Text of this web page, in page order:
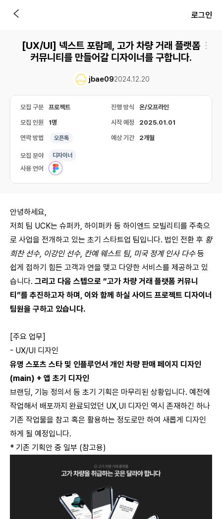
로그인
[UX/UI] 넥스트 포람페, 고가 차량 거래 플랫폼
커뮤니티를 만들어갈 디자이너를 구합니다.
jbae092024.12.20
모집 구분 프로젝트 진행 방식 온/오프라인
모집 인원 1명 시작 예정 2025.01.01
연락 방법 오픈톡 예상 기간 2개월
모집 분야 디자이너
사용 언어
안녕하세요,
저희 팀 UCK는 슈퍼카, 하이퍼카 등 하이엔드 모빌리티를 주축으
로 사업을 전개하고 있는 초기 스타트업 팀입니다. 법인 전환 후 황
희찬 선수, 이강인 선수, 칸예 웨스트 팀, 미국 정계 인사 다수등
쉽게 접하기 힘든 고객과 연을 맺고 다양한 서비스를 제공하고 있
습니다. 그리고 다음 스텝으로 “고가 차량 거래 플랫폼 커뮤니
티”를 추진하고자 하며, 이와 함께 하실 사이드 프로젝트 디자이너
팀원을 구하고 있습니다.
[주요 업무]
- UX/UI 디자인
유명 스포츠 스타 및 인플루언서 개인 차량 판매 페이지 디자인
(main) + 앱 초기 디자인
브랜딩, 기능 정의서 등 초기 기획은 마무리된 상황입니다. 예전에
작업해서 배포까지 완료되었던 UX,UI 디자인 역시 존재하긴 하나
기존 작업물을 참고 혹은 활용하는 정도로만 하여 새롭게 디자인
하게 될 예정입니다.
* 기존 기획안 중 일부 (참고용)